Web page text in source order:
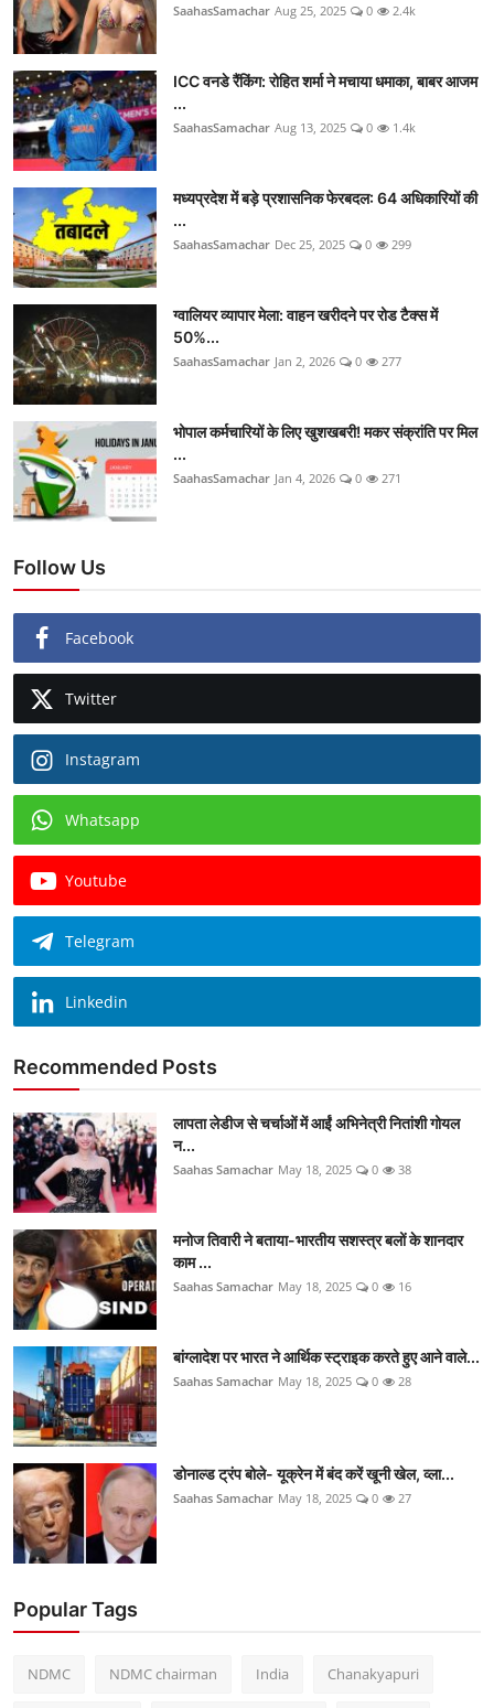
SaahasSamachar Aug 25, 2025 0 2.4k
ICC वनडे रैंकिंग: रोहित शर्मा ने मचाया धमाका, बाबर आजम
...
SaahasSamachar Aug 13, 2025 0 1.4k
मध्यप्रदेश में बड़े प्रशासनिक फेरबदल: 64 अधिकारियों की
...
SaahasSamachar Dec 25, 2025 0 299
ग्वालियर व्यापार मेला: वाहन खरीदने पर रोड टैक्स में
50%...
SaahasSamachar Jan 2, 2026 0 277
भोपाल कर्मचारियों के लिए खुशखबरी! मकर संक्रांति पर मिल
...
SaahasSamachar Jan 4, 2026 0 271
Follow Us
Facebook
Twitter
Instagram
Whatsapp
Youtube
Telegram
Linkedin
Recommended Posts
लापता लेडीज से चर्चाओं में आईं अभिनेत्री नितांशी गोयल
न...
Saahas Samachar May 18, 2025 0 38
मनोज तिवारी ने बताया-भारतीय सशस्त्र बलों के शानदार
काम ...
Saahas Samachar May 18, 2025 0 16
बांग्लादेश पर भारत ने आर्थिक स्ट्राइक करते हुए आने वाले...
Saahas Samachar May 18, 2025 0 28
डोनाल्ड ट्रंप बोले- यूक्रेन में बंद करें खूनी खेल, व्ला...
Saahas Samachar May 18, 2025 0 27
Popular Tags
NDMC NDMC chairman India Chanakyapuri